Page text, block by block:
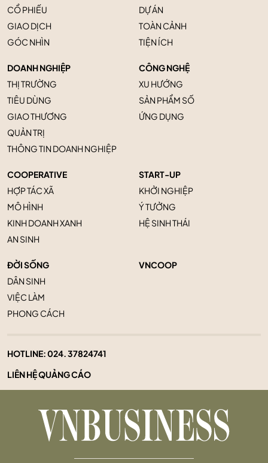
CỔ PHIẾU
GIAO DỊCH
GÓC NHÌN
DỰ ÁN
TOÀN CẢNH
TIỆN ÍCH
DOANH NGHIỆP
THỊ TRƯỜNG
TIÊU DÙNG
GIAO THƯƠNG
QUẢN TRỊ
THÔNG TIN DOANH NGHIỆP
CÔNG NGHỆ
XU HƯỚNG
SẢN PHẨM SỐ
ỨNG DỤNG
COOPERATIVE
HỢP TÁC XÃ
MÔ HÌNH
KINH DOANH XANH
AN SINH
START-UP
KHỞI NGHIỆP
Ý TƯỞNG
HỆ SINH THÁI
ĐỜI SỐNG
DÂN SINH
VIỆC LÀM
PHONG CÁCH
VNCOOP
HOTLINE:024. 37824741
LIÊN HỆ QUẢNG CÁO